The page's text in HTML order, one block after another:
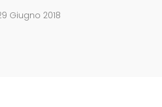
Giugno 2018